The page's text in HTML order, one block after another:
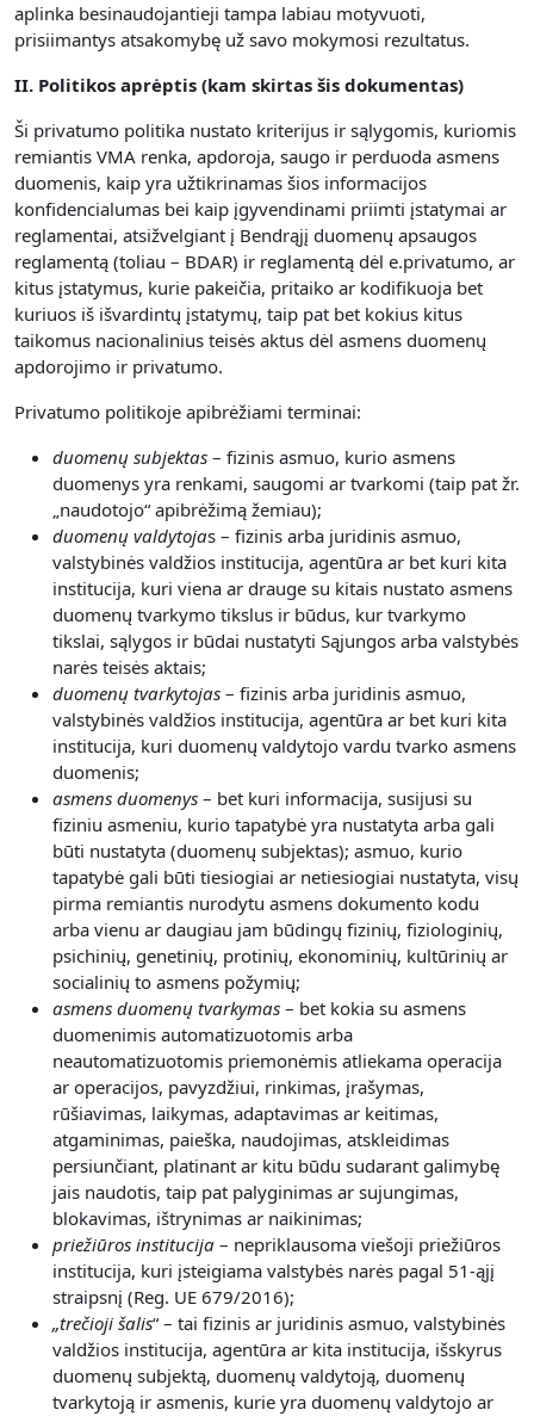
aplinka besinaudojantieji tampa labiau motyvuoti,
prisiimantys atsakomybę už savo mokymosi rezultatus.
II. Politikos aprėptis (kam skirtas šis dokumentas)
Ši privatumo politika nustato kriterijus ir sąlygomis, kuriomis
remiantis VMA renka, apdoroja, saugo ir perduoda asmens
duomenis, kaip yra užtikrinamas šios informacijos
konfidencialumas bei kaip įgyvendinami priimti įstatymai ar
reglamentai, atsižvelgiant į Bendrąjį duomenų apsaugos
reglamentą (toliau – BDAR) ir reglamentą dėl e.privatumo, ar
kitus įstatymus, kurie pakeičia, pritaiko ar kodifikuoja bet
kuriuos iš išvardintų įstatymų, taip pat bet kokius kitus
taikomus nacionalinius teisės aktus dėl asmens duomenų
apdorojimo ir privatumo.
Privatumo politikoje apibrėžiami terminai:
duomenų subjektas – fizinis asmuo, kurio asmens
duomenys yra renkami, saugomi ar tvarkomi (taip pat žr.
„naudotojo“ apibrėžimą žemiau);
duomenų valdytojas – fizinis arba juridinis asmuo,
valstybinės valdžios institucija, agentūra ar bet kuri kita
institucija, kuri viena ar drauge su kitais nustato asmens
duomenų tvarkymo tikslus ir būdus, kur tvarkymo
tikslai, sąlygos ir būdai nustatyti Sąjungos arba valstybės
narės teisės aktais;
duomenų tvarkytojas – fizinis arba juridinis asmuo,
valstybinės valdžios institucija, agentūra ar bet kuri kita
institucija, kuri duomenų valdytojo vardu tvarko asmens
duomenis;
asmens duomenys – bet kuri informacija, susijusi su
fiziniu asmeniu, kurio tapatybė yra nustatyta arba gali
būti nustatyta (duomenų subjektas); asmuo, kurio
tapatybė gali būti tiesiogiai ar netiesiogiai nustatyta, visų
pirma remiantis nurodytu asmens dokumento kodu
arba vienu ar daugiau jam būdingų fizinių, fiziologinių,
psichinių, genetinių, protinių, ekonominių, kultūrinių ar
socialinių to asmens požymių;
asmens duomenų tvarkymas – bet kokia su asmens
duomenimis automatizuotomis arba
neautomatizuotomis priemonėmis atliekama operacija
ar operacijos, pavyzdžiui, rinkimas, įrašymas,
rūšiavimas, laikymas, adaptavimas ar keitimas,
atgaminimas, paieška, naudojimas, atskleidimas
persiunčiant, platinant ar kitu būdu sudarant galimybę
jais naudotis, taip pat palyginimas ar sujungimas,
blokavimas, ištrynimas ar naikinimas;
priežiūros institucija – nepriklausoma viešoji priežiūros
institucija, kuri įsteigiama valstybės narės pagal 51-ąjį
straipsnį (Reg. UE 679/2016);
„trečioji šalis“ – tai fizinis ar juridinis asmuo, valstybinės
valdžios institucija, agentūra ar kita institucija, išskyrus
duomenų subjektą, duomenų valdytoją, duomenų
tvarkytoją ir asmenis, kurie yra duomenų valdytojo ar